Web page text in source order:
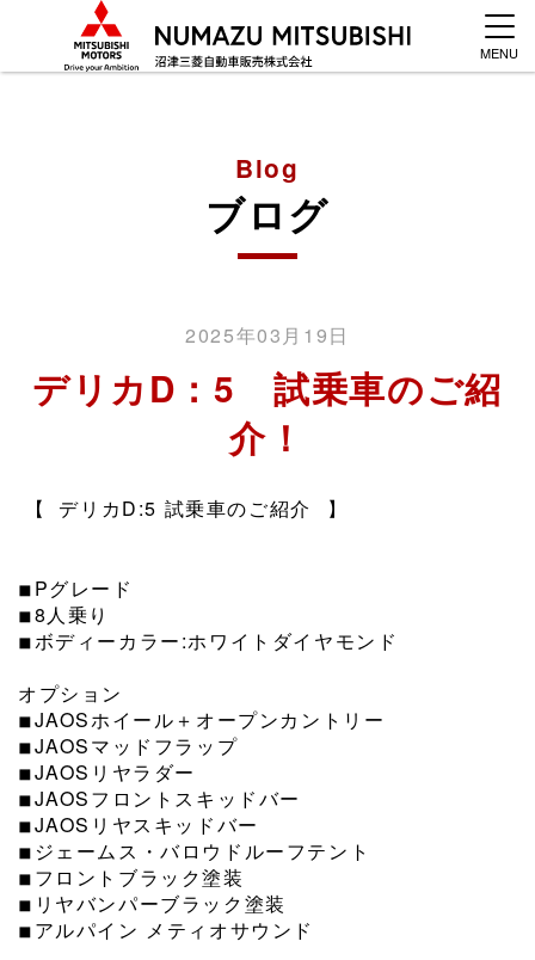
MENU
Blog
ブログ
2025年03月19日
デリカD：5 試乗車のご紹
介！
【 デリカD:5 試乗車のご紹介⠀】
◾︎Pグレード
◾︎8人乗り
◾︎ボディーカラー:ホワイトダイヤモンド
オプション
◾︎JAOSホイール＋オープンカントリー
◾︎JAOSマッドフラップ
◾︎JAOSリヤラダー
◾︎JAOSフロントスキッドバー
◾︎JAOSリヤスキッドバー
◾︎ジェームス・バロウドルーフテント
◾︎フロントブラック塗装
◾︎リヤバンパーブラック塗装
◾︎アルパイン メティオサウンド